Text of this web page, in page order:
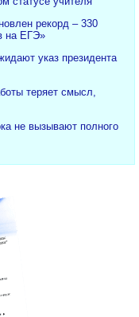
рекорд – 330
на ЕГЭ»
указ президента
теряет смысл,
не вызывают полного